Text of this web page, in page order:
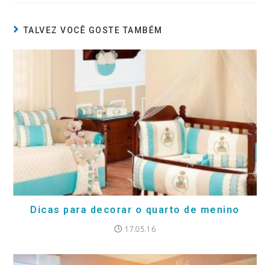
TALVEZ VOCÊ GOSTE TAMBÉM
Dicas para decorar o quarto de menino
17.05.16